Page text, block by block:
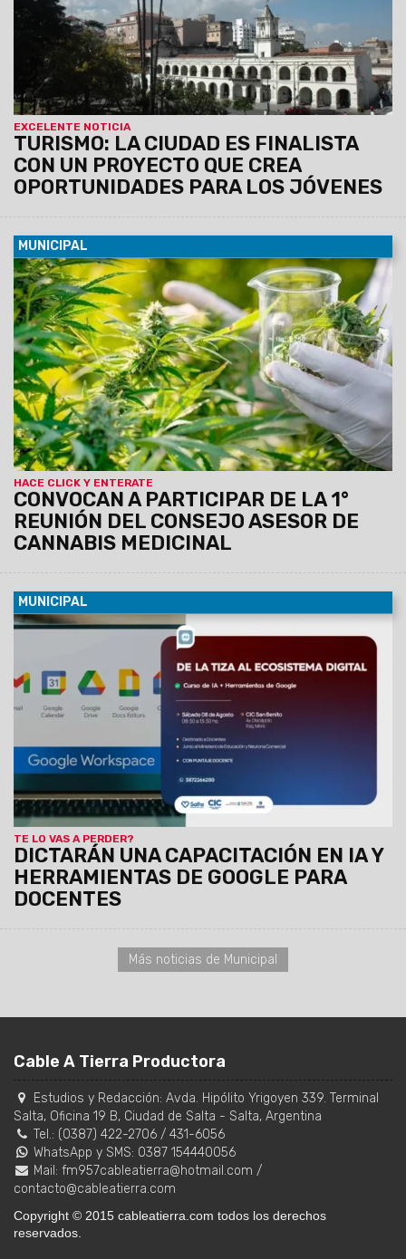
EXCELENTE NOTICIA
TURISMO: LA CIUDAD ES FINALISTA
CON UN PROYECTO QUE CREA
OPORTUNIDADES PARA LOS JÓVENES
MUNICIPAL
HACE CLICK Y ENTERATE
CONVOCAN A PARTICIPAR DE LA 1°
REUNIÓN DEL CONSEJO ASESOR DE
CANNABIS MEDICINAL
05/08/2026 La cita será el viernes 14 de agosto a las 10
en el Concejo Deliberante, Av. Líbano 891. El objetivo es
promover un espacio participativo, interdisciplinario e
informativo sobre la temática.
MUNICIPAL
TE LO VAS A PERDER?
DICTARÁN UNA CAPACITACIÓN EN IA Y
HERRAMIENTAS DE GOOGLE PARA
DOCENTES
05/08/2026 Con el objetivo de integrar nuevas tecnologías
en el aula, la Municipalidad, junto al Ministerio de Educación
de la Provincia y Neurona Comercial, impulsan un curso
destinado a docentes. La formación será este sábado 8 de
8:30 a 13:30 en el CIC de San Benito. Cuenta con puntaje.
Más noticias de Municipal
Cable A Tierra Productora
Estudios y Redacción: Avda. Hipólito Yrigoyen 339. Terminal
Salta, Oficina 19 B, Ciudad de Salta - Salta, Argentina
Tel.: (0387) 422-2706 / 431-6056
WhatsApp y SMS: 0387 154440056
Mail: fm957cableatierra@hotmail.com /
contacto@cableatierra.com
Copyright © 2015 cableatierra.com todos los derechos
reservados.